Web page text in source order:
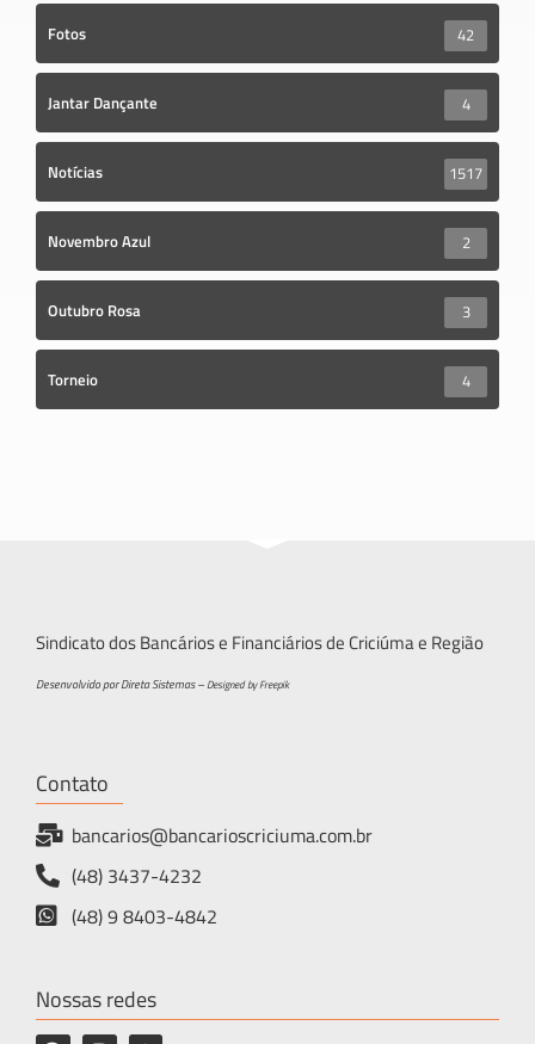
Fotos 42
Jantar Dançante 4
Notícias 1517
Novembro Azul 2
Outubro Rosa 3
Torneio 4
Sindicato dos Bancários e Financiários de Criciúma e Região
Desenvolvido por Direta Sistemas –Designed by Freepik
Contato
bancarios@bancarioscriciuma.com.br
(48) 3437-4232
(48) 9 8403-4842
Nossas redes